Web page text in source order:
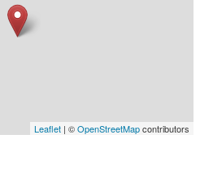
Leaflet | ©OpenStreetMapcontributors